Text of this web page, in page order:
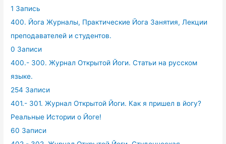
1 Запись
400. Йога Журналы, Практические Йога Занятия, Лекции
преподавателей и студентов.
0 Записи
400.- 300. Журнал Открытой Йоги. Статьи на русском
языке.
254 Записи
401.- 301. Журнал Открытой Йоги. Как я пришел в йогу?
Реальные Истории о Йоге!
60 Записи